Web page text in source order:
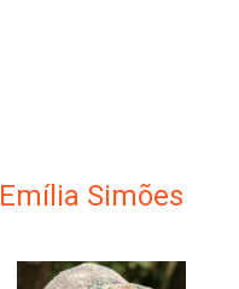
Emília Simões